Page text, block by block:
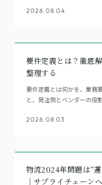
方を整理しました。
2026.08.04
要件定義とは？徹底
整理する
要件定義とは何かを、業務
と、発注側とベンダーの役
せて解説します。
2026.08.03
物流2024年問題は“
｜サプライチェーン